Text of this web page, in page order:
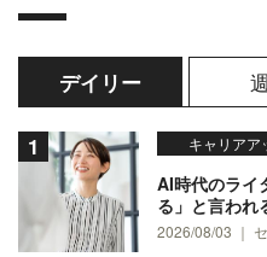
デイリー
キャリアア
AI時代のライ
る」と言われ
2026/08/03 ｜